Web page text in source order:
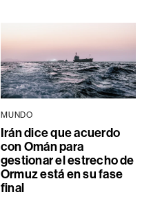
MUNDO
Irán dice que acuerdo
con Omán para
gestionar el estrecho de
Ormuz está en su fase
final